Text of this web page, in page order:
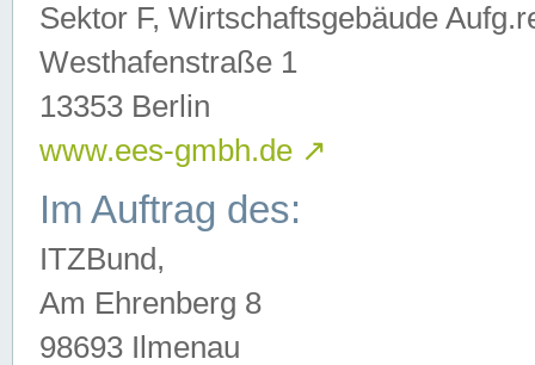
Sektor F, Wirtschaftsgebäude
Westhafenstraße 1
13353 Berlin
www.ees-gmbh.de ↗
Im Auftrag des:
ITZBund,
Am Ehrenberg 8
98693 Ilmenau